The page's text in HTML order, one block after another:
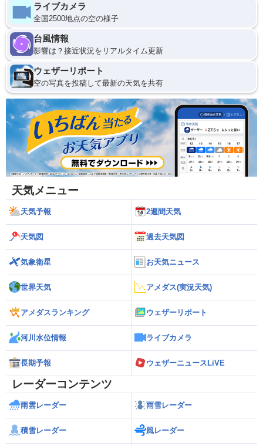
ライブカメラ
全国2500地点の空の様子
台風情報
影響は？接近状況をリアルタイム更新
ウェザーリポート
空の写真を投稿して最新の天気を共有
天気メニュー
天気予報 2週間天気
天気図 過去天気図
気象衛星 お天気ニュース
世界天気 アメダス(実況天気)
アメダスランキング ウェザーリポート
河川水位情報 ライブカメラ
長期予報 ウェザーニュースLiVE
レーダーコンテンツ
雨雲レーダー 雨雪レーダー
積雪レーダー 風レーダー